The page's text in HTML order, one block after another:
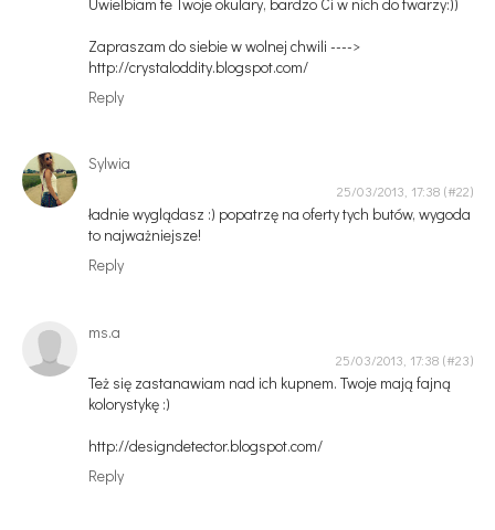
Zapraszam do siebie w wolnej chwili ---->
http://crystaloddity.blogspot.com/
Reply
Sylwia
25/03/2013, 17:38
ładnie wyglądasz :) popatrzę na oferty tych butów, wygoda
to najważniejsze!
Reply
ms.a
25/03/2013, 17:38
Też się zastanawiam nad ich kupnem. Twoje mają fajną
kolorystykę :)
http://designdetector.blogspot.com/
Reply